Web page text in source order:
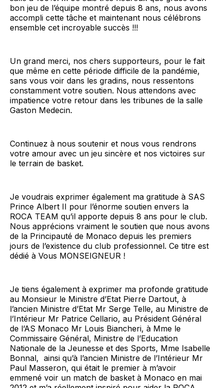
bon jeu de l’équipe montré depuis 8 ans, nous avons
accompli cette tâche et maintenant nous célébrons
ensemble cet incroyable succès !!!
Un grand merci, nos chers supporteurs, pour le fait
que même en cette période difficile de la pandémie,
sans vous voir dans les gradins, nous ressentons
constamment votre soutien. Nous attendons avec
impatience votre retour dans les tribunes de la salle
Gaston Medecin.
Continuez à nous soutenir et nous vous rendrons
votre amour avec un jeu sincère et nos victoires sur
le terrain de basket.
Je voudrais exprimer également ma gratitude à SAS
Prince Albert II pour l’énorme soutien envers la
ROCA TEAM qu’il apporte depuis 8 ans pour le club.
Nous apprécions vraiment le soutien que nous avons
de la Principauté de Monaco depuis les premiers
jours de l’existence du club professionnel. Ce titre est
dédié à Vous MONSEIGNEUR !
Je tiens également à exprimer ma profonde gratitude
au Monsieur le Ministre d’Etat Pierre Dartout, à
l’ancien Ministre d’Etat Mr Serge Telle, au Ministre de
l’Intérieur Mr Patrice Cellario, au Président Général
de l’AS Monaco Mr Louis Biancheri, à Mme le
Commissaire Général, Ministre de l’Education
Nationale de la Jeunesse et des Sports, Mme Isabelle
Bonnal, ainsi qu’à l’ancien Ministre de l’Intérieur Mr
Paul Masseron, qui était le premier à m’avoir
emmené voir un match de basket à Monaco en mai